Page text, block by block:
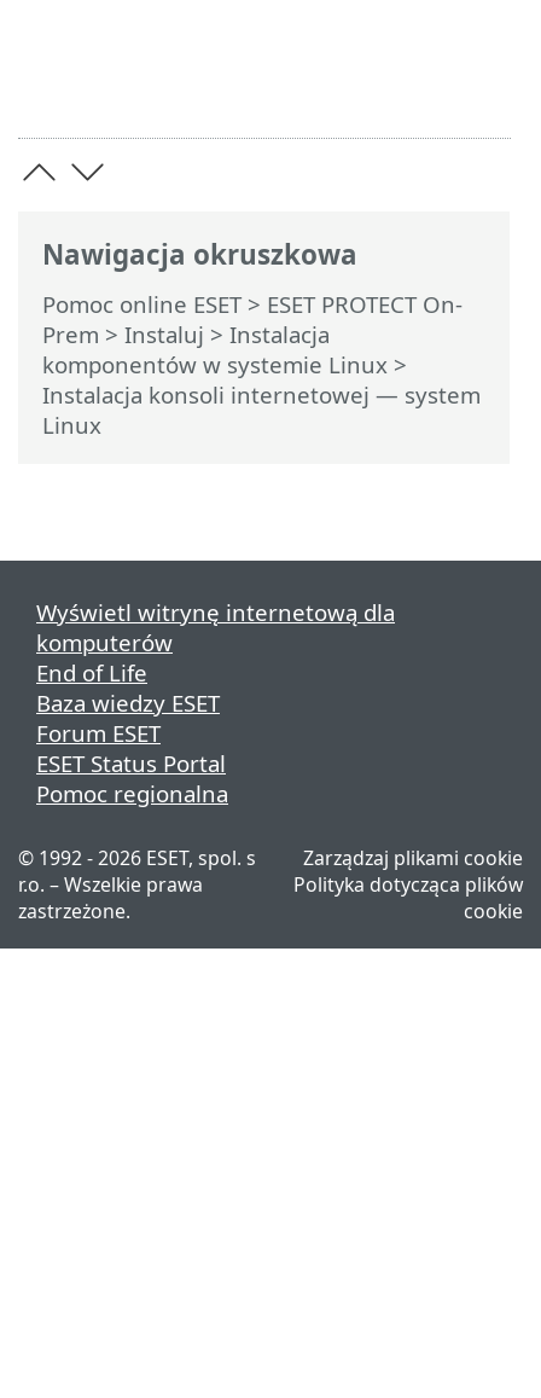
Nawigacja okruszkowa
Pomoc online ESET> ESET PROTECT On-
Prem > Instaluj > Instalacja
komponentów w systemie Linux >
Instalacja konsoli internetowej — system
Linux
Wyświetl witrynę internetową dla
komputerów
End of Life
Baza wiedzy ESET
Forum ESET
ESET Status Portal
Pomoc regionalna
© 1992 - 2026 ESET, spol. s
r.o. – Wszelkie prawa
zastrzeżone.
Zarządzaj plikami cookie
Polityka dotycząca plików
cookie